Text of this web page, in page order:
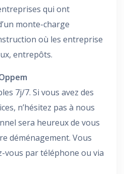
qui ont
monte-charge
où les entreprise
entrepôts.
7j/7. Si vous avez des
n’hésitez pas à nous
sera heureux de vous
déménagement. Vous
vous par téléphone ou via